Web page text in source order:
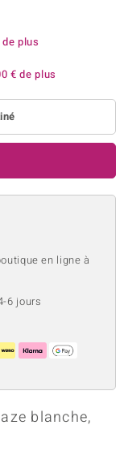
de plus
€ de plus
en ligne à
6 jours
blanche,